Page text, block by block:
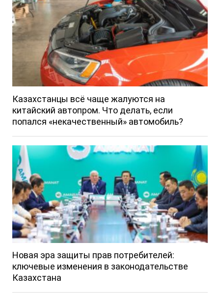
Казахстанцы всё чаще жалуются на
китайский автопром. Что делать, если
попался «некачественный» автомобиль?
Новая эра защиты прав потребителей:
ключевые изменения в законодательстве
Казахстана